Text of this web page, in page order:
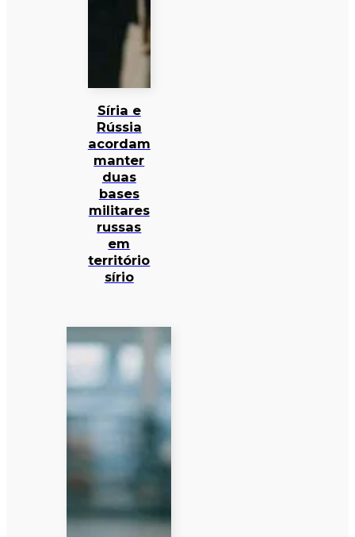
Síria e
Rússia
acordam
manter
duas
bases
militares
russas
em
território
sírio